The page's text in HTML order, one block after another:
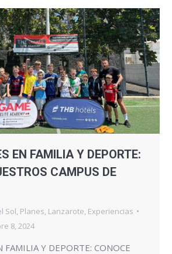
EN FAMILIA Y DEPORTE:
CAMPUS DE
Sol Planes Lanzarote Experiencias
8, 2024
FAMILIA Y DEPORTE: CONOCE